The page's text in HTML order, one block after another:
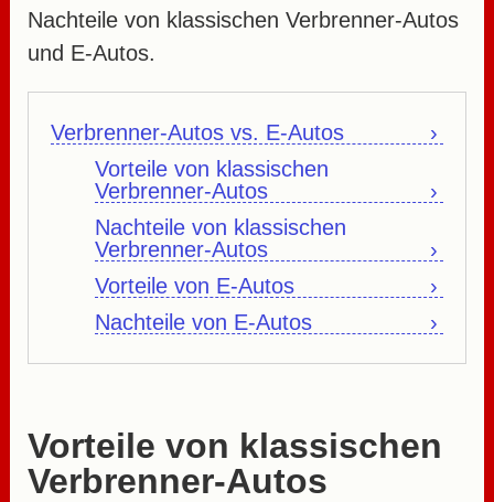
Nachteile von klassischen Verbrenner-Autos
und E-Autos.
Verbrenner-Autos vs. E-Autos
Vorteile von klassischen
Verbrenner-Autos
Nachteile von klassischen
Verbrenner-Autos
Vorteile von E-Autos
Nachteile von E-Autos
Vorteile von klassischen
Verbrenner-Autos